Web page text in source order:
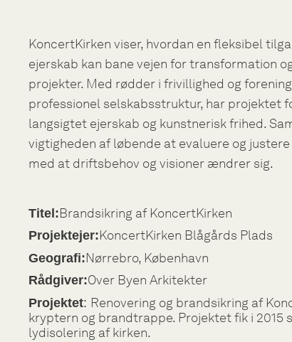
KoncertKirken viser, hvordan en fleksibel
ejerskab kan bane vejen for transformation
projekter. Med rødder i frivillighed og
professionel selskabsstruktur, har projektet
langsigtet ejerskab og kunstnerisk frihed.
vigtigheden af løbende at evaluere og
med at driftsbehov og visioner ændrer sig.
Titel:Brandsikring af KoncertKirken
Projektejer:KoncertKirken Blågårds Plads
Geografi:Nørrebro, København
Rådgiver:Over Byen Arkitekter
Projektet: Renovering og brandsikring af
kryptern og brandtrappe. Projektet fik i 2015
lydisolering af kirken.